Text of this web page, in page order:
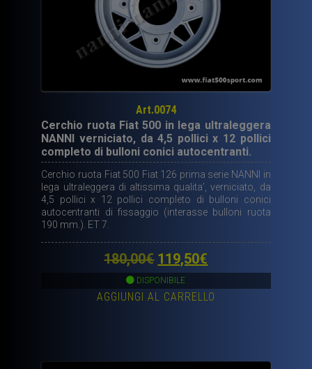
Art.0074
Cerchio ruota Fiat 500 in lega ultraleggera
NANNI verniciato, da 4,5 pollici x 12 pollici
completo di bulloni conici autocentranti.
Cerchio ruota Fiat 500 Fiat 126 prima serie NANNI in
lega ultraleggera di altissima qualita’, verniciato, da
4,5 pollici x 12 pollici completo di bulloni conici
autocentranti di fissaggio (interasse bulloni ruota
190 mm.). ET 7.
180,00€ Il
prezzo
originale
119,50€
attuale
DISPONIBILE
AGGIUNGI AL CARRELLO